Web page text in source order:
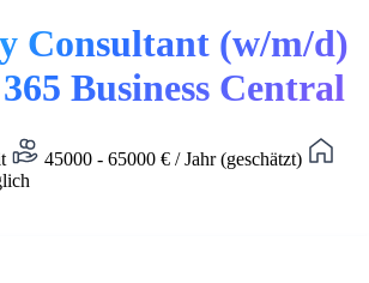
Consultant (w/m/d)
Business Central
45000 - 65000 € / Jahr (geschätzt)